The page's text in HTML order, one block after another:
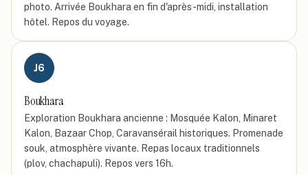
photo. Arrivée Boukhara en fin d'après-midi, installation
hôtel. Repos du voyage.
J6
Boukhara
Exploration Boukhara ancienne : Mosquée Kalon, Minaret
Kalon, Bazaar Chop, Caravansérail historiques. Promenade
souk, atmosphère vivante. Repas locaux traditionnels
(plov, chachapuli). Repos vers 16h.